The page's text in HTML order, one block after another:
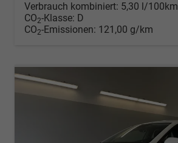
Verbrauch kombiniert: 5,30 l/100km
CO2-Klasse: D
CO2-Emissionen: 121,00 g/km